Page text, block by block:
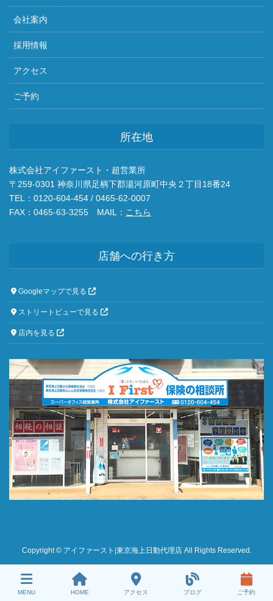
会社案内
採用情報
アクセス
ご予約
所在地
株式会社アイファースト・超営業所
〒259-0301 神奈川県足柄下郡湯河原町中央２丁目18番24
TEL：0120-604-454 / 0465-62-0007
FAX：0465-63-3255 MAIL： こちら
店舗への行き方
Googleマップで見る
ストリートビューで見る
店内を見る
Copyright © アイファースト|東京海上日動代理店 All Rights Reserved.
MENU HOME アクセス ブログ ご予約